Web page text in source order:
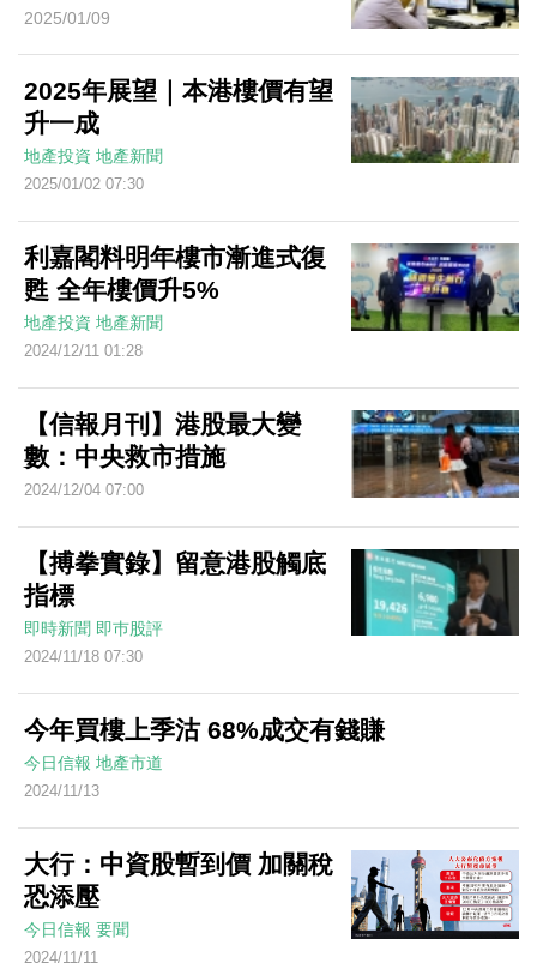
2025/01/09
2025年展望｜本港樓價有望
升一成
地產投資 地產新聞
2025/01/02 07:30
利嘉閣料明年樓市漸進式復
甦 全年樓價升5%
地產投資 地產新聞
2024/12/11 01:28
【信報月刊】港股最大變
數：中央救市措施
2024/12/04 07:00
【搏拳實錄】留意港股觸底
指標
即時新聞 即巿股評
2024/11/18 07:30
今年買樓上季沽 68%成交有錢賺
今日信報 地產市道
2024/11/13
大行：中資股暫到價 加關稅
恐添壓
今日信報 要聞
2024/11/11